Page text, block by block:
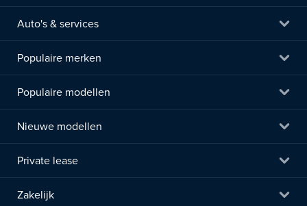
Auto's & services
Populaire merken
Populaire modellen
Nieuwe modellen
Private lease
Zakelijk